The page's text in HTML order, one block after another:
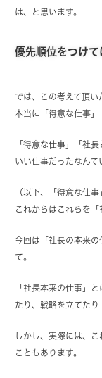
は、と思います。
優先順位をつけ
では、この考えて頂い
本当に「得意な仕事」
「得意な仕事」「社
いい仕事だったなんて
（以下、「得意な仕
これからはこれらを「
今回は「社長の本来
て。
「社長本来の仕事」
たり、戦略を立てたり
しかし、実際には、
こともあります。